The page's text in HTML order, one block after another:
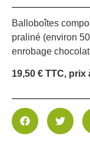
Balloboîtes
praliné (environ
enrobage
19,50 € TTC, prix